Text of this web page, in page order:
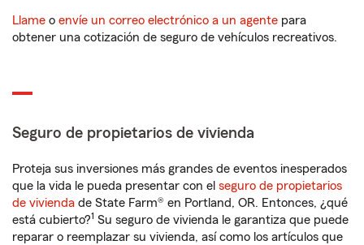
Llame o envíe un correo electrónico a un agente para
obtener una cotización de seguro de vehículos recreativos.
Seguro de propietarios de vivienda
Proteja sus inversiones más grandes de eventos inesperados
que la vida le pueda presentar con el seguro de propietarios
de vivienda de State Farm® en Portland, OR. Entonces, ¿qué
está cubierto?1 Su seguro de vivienda le garantiza que puede
reparar o reemplazar su vivienda, así como los artículos que